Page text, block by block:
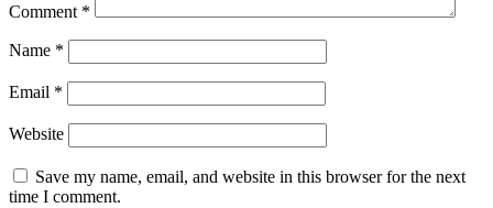
Comment *
Name *
Email *
Website
Save my name, email, and website in this browser for the next
time I comment.